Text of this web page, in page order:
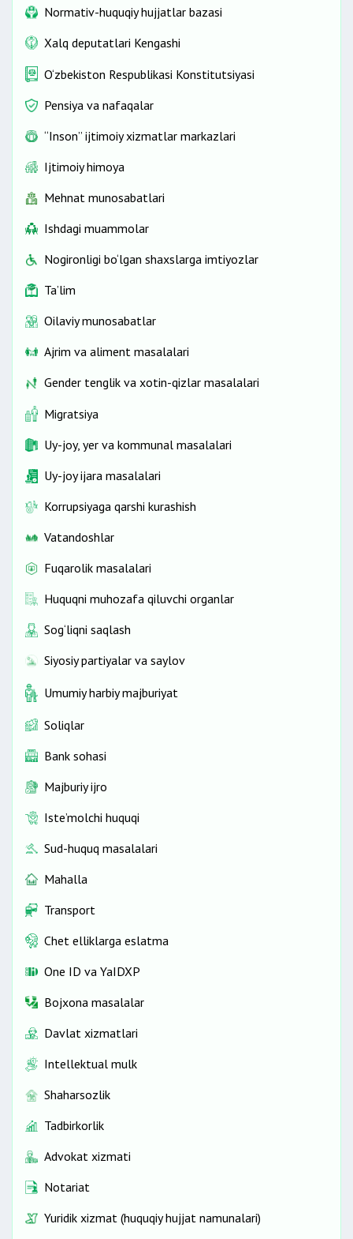
Normativ-huquqiy hujjatlar bazasi
Xalq deputatlari Kengashi
O‘zbekiston Respublikasi Konstitutsiyasi
Pensiya va nafaqalar
“Inson” ijtimoiy xizmatlar markazlari
Ijtimoiy himoya
Mehnat munosabatlari
Ishdagi muammolar
Nogironligi bo‘lgan shaxslarga imtiyozlar
Ta’lim
Oilaviy munosabatlar
Ajrim va aliment masalalari
Gender tenglik va xotin-qizlar masalalari
Migratsiya
Uy-joy, yer va kommunal masalalari
Uy-joy ijara masalalari
Korrupsiyaga qarshi kurashish
Vatandoshlar
Fuqarolik masalalari
Huquqni muhozafa qiluvchi organlar
Sog‘liqni saqlash
Siyosiy partiyalar va saylov
Umumiy harbiy majburiyat
Soliqlar
Bank sohasi
Majburiy ijro
Iste’molchi huquqi
Sud-huquq masalalari
Mahalla
Transport
Chet elliklarga eslatma
One ID vа YaIDXP
Bojxona masalalar
Davlat xizmatlari
Intellektual mulk
Shaharsozlik
Tadbirkorlik
Advokat xizmati
Notariat
Yuridik xizmat (huquqiy hujjat namunalari)